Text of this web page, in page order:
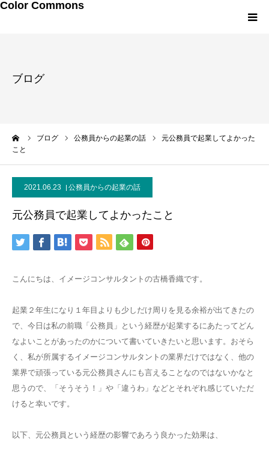
Color Commons
ブログ
ブログ 公務員からの起業の話
元公務員で起業してよかった
こと
2021.06.23 公務員からの起業の話
元公務員で起業してよかったこと
こんにちは、イメージコンサルタントの古橋香織です。
起業２年生になり１年目よりも少しだけ周りを見る余裕が出てきたの
で、今日は私の前職「公務員」という経歴が起業するにあたってどん
なよいことがあったのかについて書いていきたいと思います。おそら
く、私が所属するイメージコンサルタントの業界だけではなく、他の
業界で頑張っている元公務員さんにも言えることなのではないかなと
思うので、「そうそう！」や「違うわ」などとそれぞれ感じていただ
けると幸いです。
以下、元公務員という経歴の影響であろう良かった効果は、